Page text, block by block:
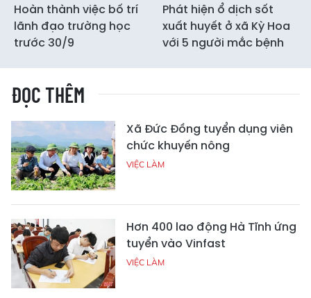
Hoàn thành việc bố trí
lãnh đạo trường học
trước 30/9
Phát hiện ổ dịch sốt
xuất huyết ở xã Kỳ Hoa
với 5 người mắc bệnh
ĐỌC THÊM
Xã Đức Đồng tuyển dụng viên
chức khuyến nông
VIỆC LÀM
Hơn 400 lao động Hà Tĩnh ứng
tuyển vào Vinfast
VIỆC LÀM